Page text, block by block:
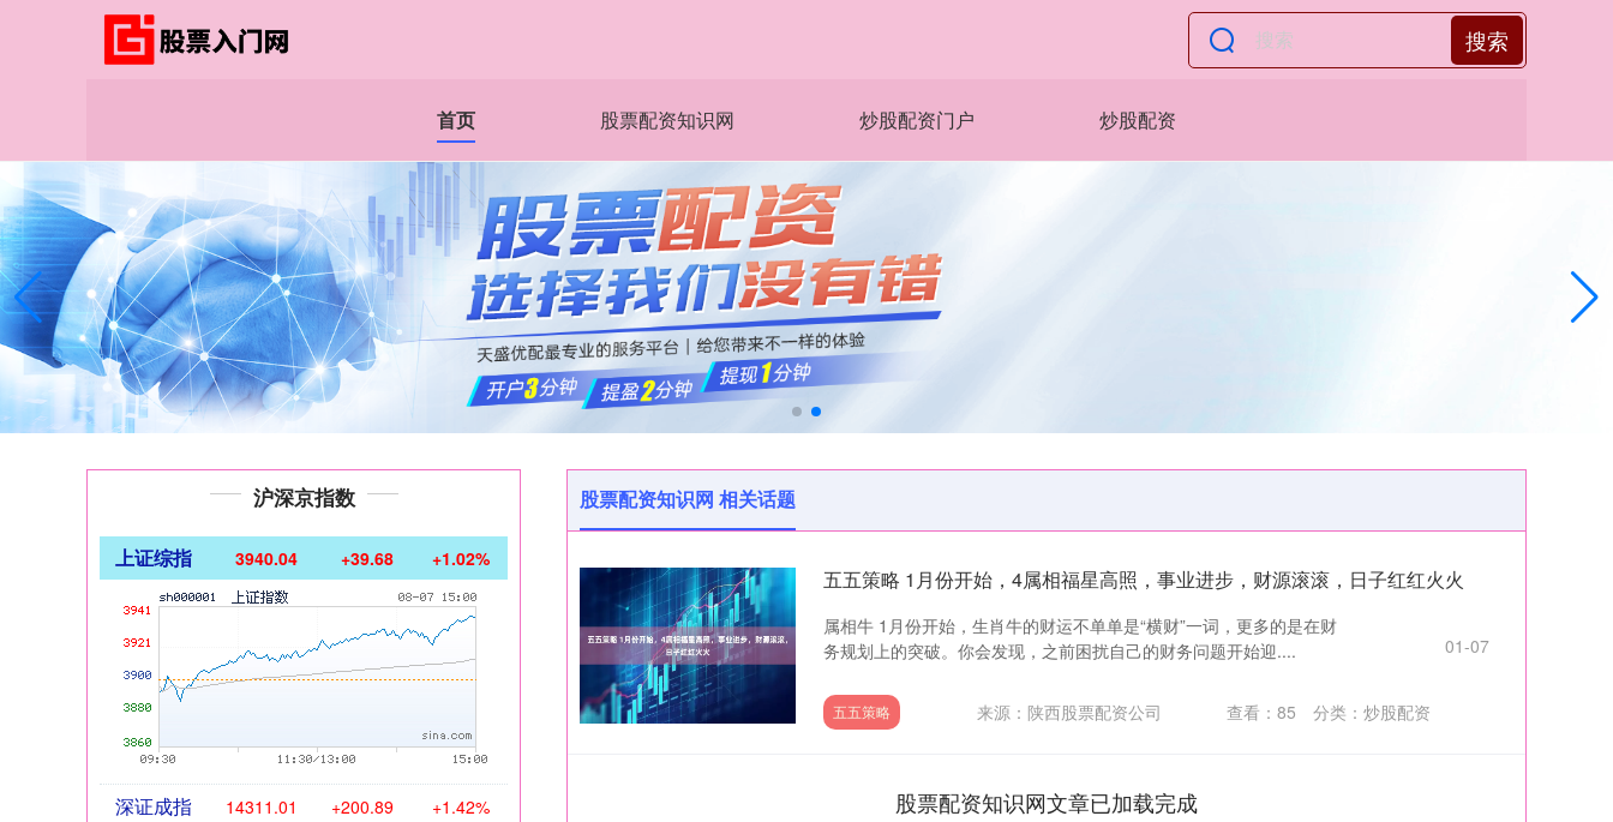
搜索
首页 股票配资知识网 炒股配资门户 炒股配资
股票配资知识网 相关话题
五五策略 1月份开始，4属相福星高照，事业进步，财源滚滚，日子红红火火
属相牛 1月份开始，生肖牛的财运不单单是“横财”一词，更多的是在财
务规划上的突破。你会发现，之前困扰自己的财务问题开始迎....
01-07
五五策略 来源：陕西股票配资公司 查看： 85 分类： 炒股配资
股票配资知识网文章已加载完成
沪深京指数
上证综指 3940.04 +39.68 +1.02%
深证成指 14311.01 +200.89 +1.42%